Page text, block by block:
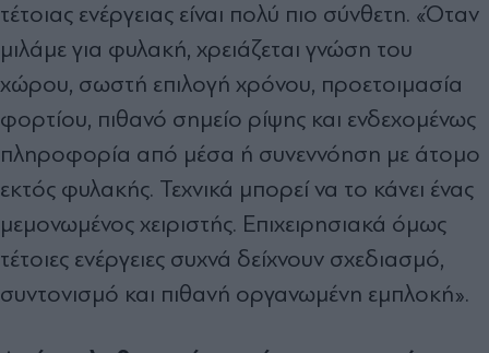
τέτοιας ενέργειας είναι πολύ πιο σύνθετη. «Όταν
μιλάμε για φυλακή, χρειάζεται γνώση του
χώρου, σωστή επιλογή χρόνου, προετοιμασία
φορτίου, πιθανό σημείο ρίψης και ενδεχομένως
πληροφορία από μέσα ή συνεννόηση με άτομο
εκτός φυλακής. Τεχνικά μπορεί να το κάνει ένας
μεμονωμένος χειριστής. Επιχειρησιακά όμως
τέτοιες ενέργειες συχνά δείχνουν σχεδιασμό,
συντονισμό και πιθανή οργανωμένη εμπλοκή».